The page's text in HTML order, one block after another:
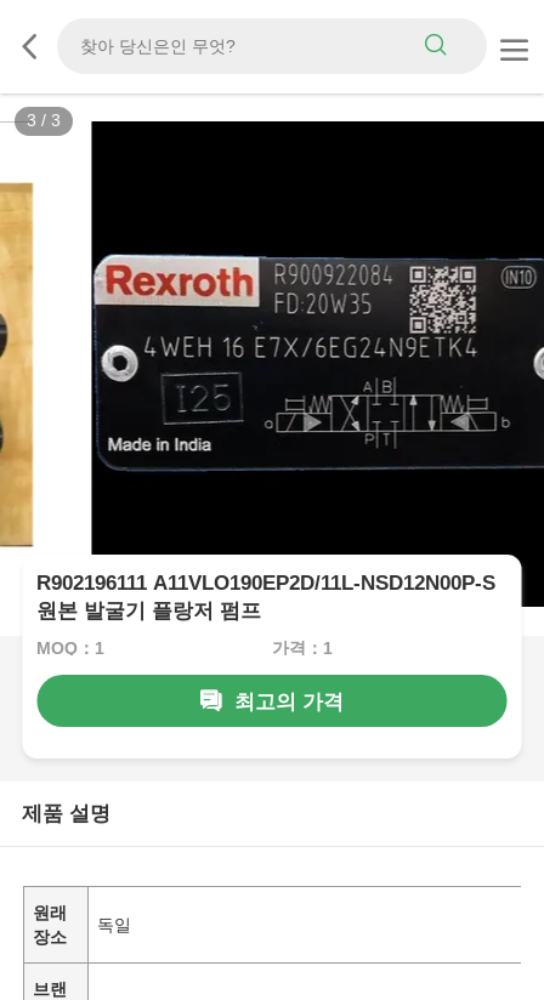
3 / 3
R902196111 A11VLO190EP2D/11L-NSD12N00P-S
원본 발굴기 플랑저 펌프
MOQ：1 가격：1
최고의 가격
제품 설명
원래
장소
독일
브랜